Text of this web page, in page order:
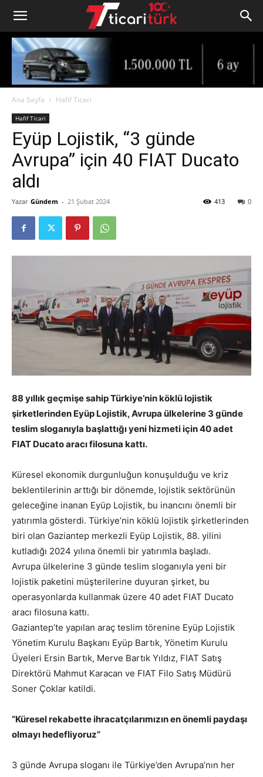
Ana Sayfa Hafif Ticari
Hafif Ticari
Eyüp Lojistik, “3 günde
Avrupa” için 40 FIAT Ducato
aldı
Yazar Gündem - 21 Şubat 2024 0
413
88 yıllık geçmişe sahip Türkiye’nin köklü lojistik
şirketlerinden Eyüp Lojistik, Avrupa ülkelerine 3 günde
teslim sloganıyla başlattığı yeni hizmeti için 40 adet
FIAT Ducato aracı filosuna kattı.
Küresel ekonomik durgunluğun konuşulduğu ve kriz
beklentilerinin arttığı bir dönemde, lojistik sektörünün
geleceğine inanan Eyüp Lojistik, bu inancını önemli bir
yatırımla gösterdi. Türkiye’nin köklü lojistik şirketlerinden
biri olan Gaziantep merkezli Eyüp Lojistik, 88. yilini
kutladığı 2024 yılına önemli bir yatırımla başladı.
Avrupa ülkelerine 3 günde teslim sloganıyla yeni bir
lojistik paketini müşterilerine duyuran şirket, bu
operasyonlarda kullanmak üzere 40 adet FIAT Ducato
aracı filosuna kattı.
Gaziantep’te yapılan araç teslim törenine Eyüp Lojistik
Yönetim Kurulu Başkanı Eyüp Bartık, Yönetim Kurulu
Üyeleri Ersin Bartık, Merve Bartık Yıldız, FIAT Satış
Direktörü Mahmut Karacan ve FIAT Filo Satış Müdürü
Soner Çoklar katildi.
“Küresel rekabette ihracatçılarımızın en önemli paydaşı
olmayı hedefliyoruz”
3 günde Avrupa sloganı ile Türkiye’den Avrupa’nın her